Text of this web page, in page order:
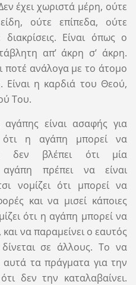
έχει χωριστά μέρη, ούτε
ούτε επίπεδα, ούτε
διακρίσεις. Είναι όπως ο
απ’ άκρη σ’ άκρη.
ποτέ ανάλογα με το άτομο
Είναι η καρδιά του Θεού,
Του.
είναι ασαφής για
ότι η αγάπη μπορεί να
δεν βλέπει ότι μία
αγάπη πρέπει να είναι
νομίζει ότι μπορεί να
και να μισεί κάποιες
ότι η αγάπη μπορεί να
να παραμείνει ο εαυτός
σε άλλους. Το να
αυτά τα πράγματα για την
δεν την καταλαβαίνει.